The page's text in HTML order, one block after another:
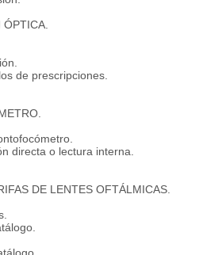
de prescripciones.
directa o lectura interna.
DE LENTES OFTÁLMICAS.